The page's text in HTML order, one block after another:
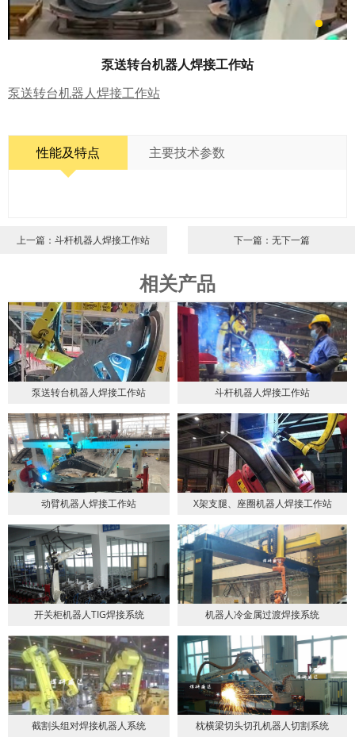
泵送转台机器人焊接工作站
泵送转台机器人焊接工作站
性能及特点 主要技术参数
上一篇：斗杆机器人焊接工作站 下一篇：无下一篇
相关产品
泵送转台机器人焊接工作站 斗杆机器人焊接工作站
动臂机器人焊接工作站 X架支腿、座圈机器人焊接工作站
开关柜机器人TIG焊接系统 机器人冷金属过渡焊接系统
截割头组对焊接机器人系统 枕横梁切头切孔机器人切割系统